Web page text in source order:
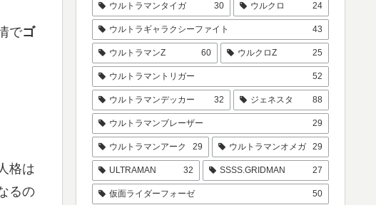
でゴ
格は
るの
ウルトラマンタイガ 30 ウルクロ 24
ウルトラギャラクシーファイト 43
ウルトラマンZ 60 ウルクロZ 25
ウルトラマントリガー 52
ウルトラマンデッカー 32 ジェネスタ 88
ウルトラマンブレーザー 29
ウルトラマンアーク 29 ウルトラマンオメガ 29
ULTRAMAN 32 SSSS.GRIDMAN 27
仮面ライダーフォーゼ 50